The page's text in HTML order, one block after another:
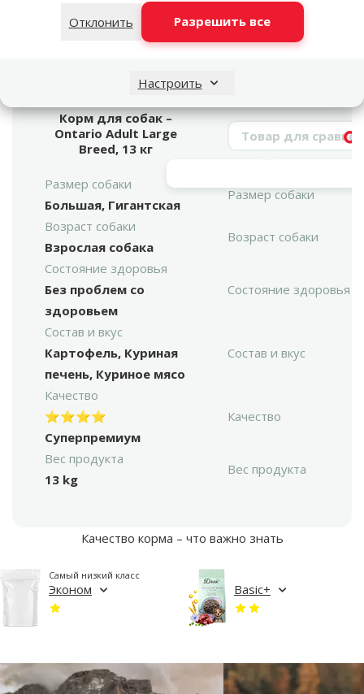
Отклонить
Разрешить все
Настроить
марка
Корм для собак –
Ontario Adult Large
Breed, 13 кг
Поиск продукта
Размер собаки
Большая, Гигантская
Размер собаки
Возраст собаки
Взрослая собака
Возраст собаки
Состояние здоровья
Без проблем со
здоровьем
Состояние здоровья
Состав и вкус
Картофель, Куриная
печень, Куриное мясо
Состав и вкус
Качество
⭐⭐⭐⭐
Суперпремиум
Качество
Вес продукта
13 kg
Вес продукта
Качество корма – что важно знать
Эконом
Самый низкий класс
Basic+